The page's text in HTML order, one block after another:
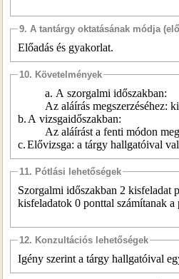
9. A tantárgy oktatásának módja
Előadás és gyakorlat.
10. Követelmények
a. A szorgalmi időszakban:
Az aláírás megszerzéséhez:
b. A vizsgaidőszakban:
Az aláírást a fenti módon
c.Elővizsga: a tárgy hallgatóival
11. Pótlási lehetőségek
Szorgalmi időszakban 2 kisfeladat
kisfeladatok 0 ponttal számítanak a
12. Konzultációs lehetőségek
Igény szerint a tárgy hallgatóival